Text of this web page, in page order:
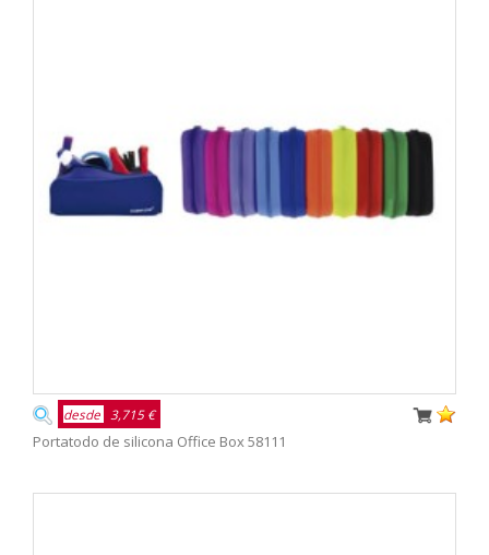
desde 3,715 €
Portatodo de silicona Office Box 58111